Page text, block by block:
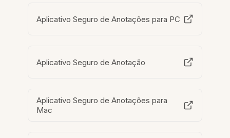
Aplicativo Seguro de Anotações para PC
Aplicativo Seguro de Anotação
Aplicativo Seguro de Anotações para
Mac